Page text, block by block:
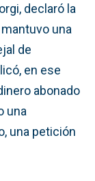
declaró la
una
de
en ese
abonado
una
una petición